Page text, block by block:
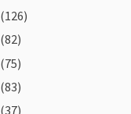
(126)
(82)
(75)
(83)
(37)